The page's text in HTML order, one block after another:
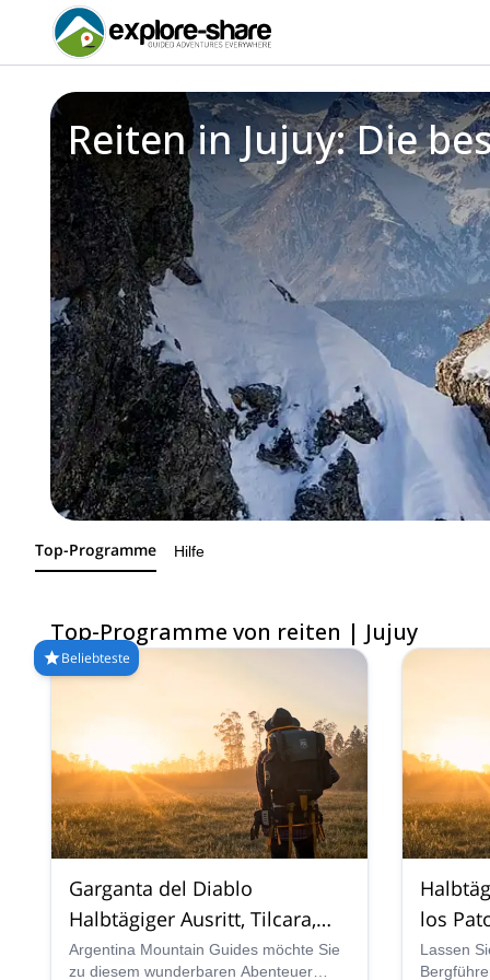
Reiten in Jujuy: Die
Top-Programme Hilfe
Top-Programme von reiten | Jujuy
Beliebteste
Garganta del Diablo
Halbtägiger Ausritt, Tilcara,
Jujuy
Argentina Mountain Guides möchte Sie
zu diesem wunderbaren Abenteuer
los
Lassen